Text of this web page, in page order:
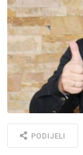
PODIJELI